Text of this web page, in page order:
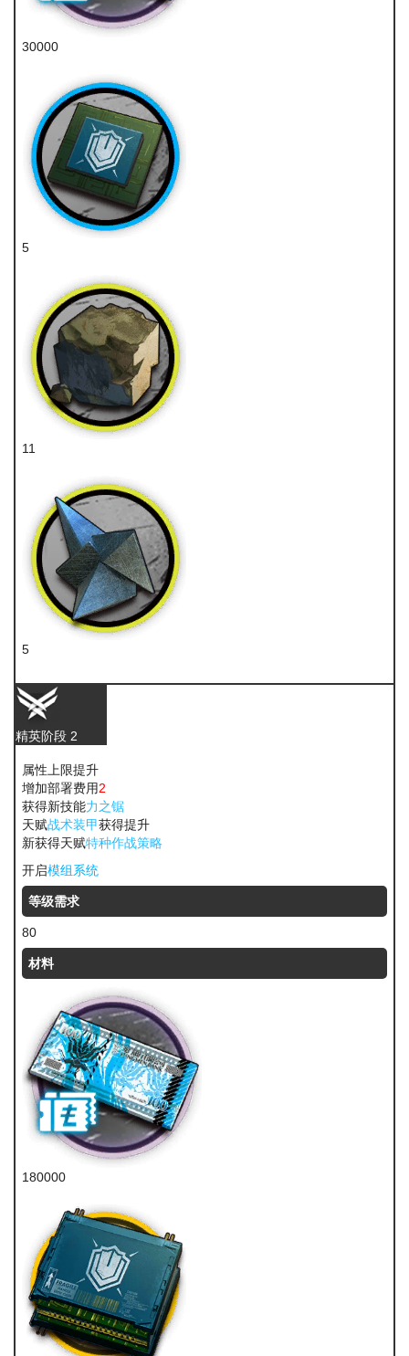
30000
5
11
5
精英阶段 2
属性上限提升
增加部署费用2
获得新技能力之锯
天赋战术装甲获得提升
新获得天赋特种作战策略
开启模组系统
等级需求
80
材料
180000